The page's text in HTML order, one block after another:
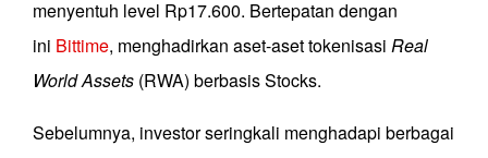
menyentuh level Rp17.600. Bertepatan dengan
ini Bittime, menghadirkan aset-aset tokenisasi Real
World Assets (RWA) berbasis Stocks.
Sebelumnya, investor seringkali menghadapi berbagai